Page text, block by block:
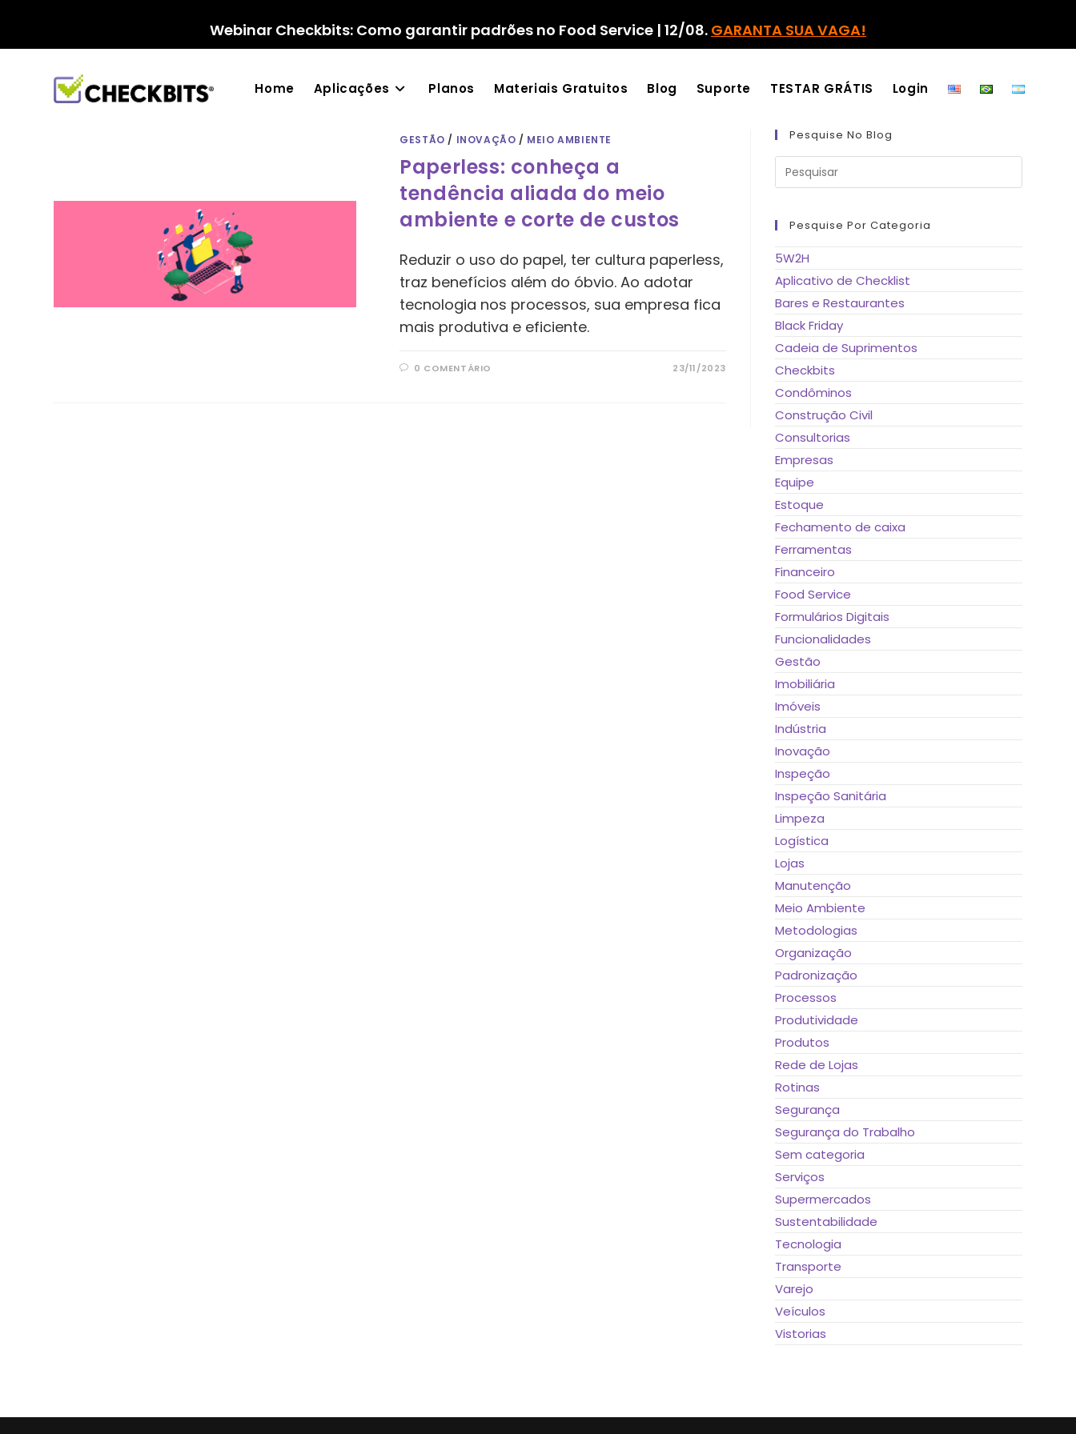
Webinar Checkbits: Como garantir padrões no Food Service | 12/08. GARANTA SUA VAGA!
Home Aplicações Planos Materiais Gratuitos Blog Suporte TESTAR GRÁTIS Login
GESTÃO / INOVAÇÃO / MEIO AMBIENTE
Paperless: conheça a
tendência aliada do meio
ambiente e corte de custos
Reduzir o uso do papel, ter cultura paperless,
traz benefícios além do óbvio. Ao adotar
tecnologia nos processos, sua empresa fica
mais produtiva e eficiente.
0 COMENTÁRIO 23/11/2023
Pesquise No Blog
Pressione
tecla
Pesquise Por Categoria
5W2H
Aplicativo de Checklist
Bares e Restaurantes
Black Friday
Cadeia de Suprimentos
Checkbits
Condôminos
Construção Civil
Consultorias
Empresas
Equipe
Estoque
Fechamento de caixa
Ferramentas
Financeiro
Food Service
Formulários Digitais
Funcionalidades
Gestão
Imobiliária
Imóveis
Indústria
Inovação
Inspeção
Inspeção Sanitária
Limpeza
Logística
Lojas
Manutenção
Meio Ambiente
Metodologias
Organização
Padronização
Processos
Produtividade
Produtos
Rede de Lojas
Rotinas
Segurança
Segurança do Trabalho
Sem categoria
Serviços
Supermercados
Sustentabilidade
Tecnologia
Transporte
Varejo
Veículos
Vistorias